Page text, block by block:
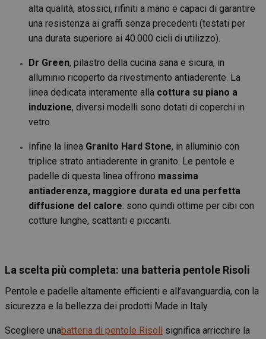
alta qualità, atossici, rifiniti a mano e capaci di garantire
una resistenza ai graffi senza precedenti (testati per
una durata superiore ai 40.000 cicli di utilizzo).
Dr Green, pilastro della cucina sana e sicura, in
alluminio ricoperto da rivestimento antiaderente. La
linea dedicata interamente alla cottura su piano a
induzione, diversi modelli sono dotati di coperchi in
vetro.
Infine la linea Granito Hard Stone, in alluminio con
triplice strato antiaderente in granito. Le pentole e
padelle di questa linea offrono massima
antiaderenza, maggiore durata ed una perfetta
diffusione del calore: sono quindi ottime per cibi con
cotture lunghe, scattanti e piccanti.
La scelta più completa: una batteria pentole Risoli
Pentole e padelle altamente efficienti e all’avanguardia, con la
sicurezza e la bellezza dei prodotti Made in Italy.
Scegliere unabatteria di pentole Risolì significa arricchire la